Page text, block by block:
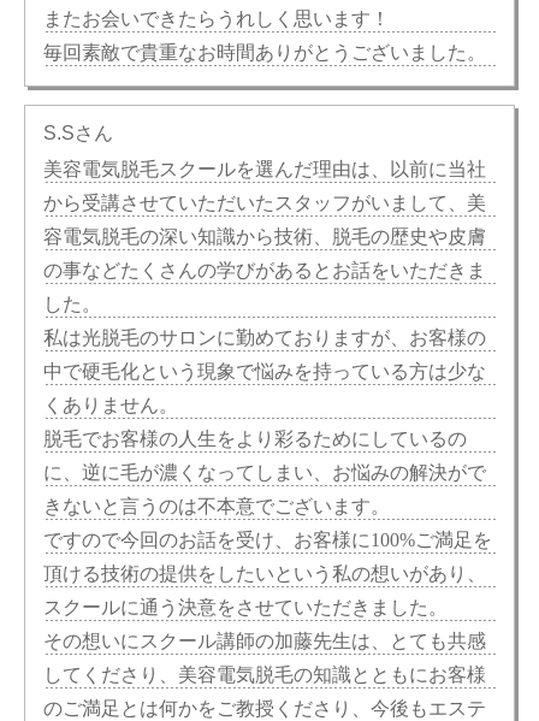
またお会いできたらうれしく思います！
毎回素敵で貴重なお時間ありがとうございました。
S.Sさん
美容電気脱毛スクールを選んだ理由は、以前に当社
から受講させていただいたスタッフがいまして、美
容電気脱毛の深い知識から技術、脱毛の歴史や皮膚
の事などたくさんの学びがあるとお話をいただきま
した。
私は光脱毛のサロンに勤めておりますが、お客様の
中で硬毛化という現象で悩みを持っている方は少な
くありません。
脱毛でお客様の人生をより彩るためにしているの
に、逆に毛が濃くなってしまい、お悩みの解決がで
きないと言うのは不本意でございます。
ですので今回のお話を受け、お客様に100%ご満足を
頂ける技術の提供をしたいという私の想いがあり、
スクールに通う決意をさせていただきました。
その想いにスクール講師の加藤先生は、とても共感
してくださり、美容電気脱毛の知識とともにお客様
のご満足とは何かをご教授くださり、今後もエステ